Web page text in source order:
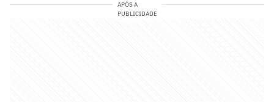
APÓS A
PUBLICIDADE